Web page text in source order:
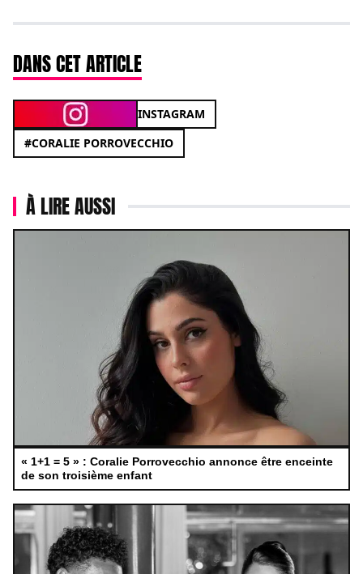
DANS CET ARTICLE
INSTAGRAM
#CORALIE PORROVECCHIO
À LIRE AUSSI
« 1+1 = 5 » : Coralie Porrovecchio annonce être enceinte
de son troisième enfant